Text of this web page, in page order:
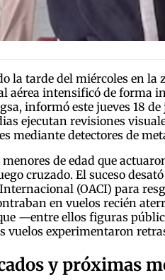
la tarde del miércoles en la
aérea intensificó de forma
informó este jueves 18
ejecutan revisiones
mediante detectores de
de edad que
cruzado. El suceso
(OACI) para
en vuelos recién
—entre ellos figuras
vuelos experimentaron
y próximas